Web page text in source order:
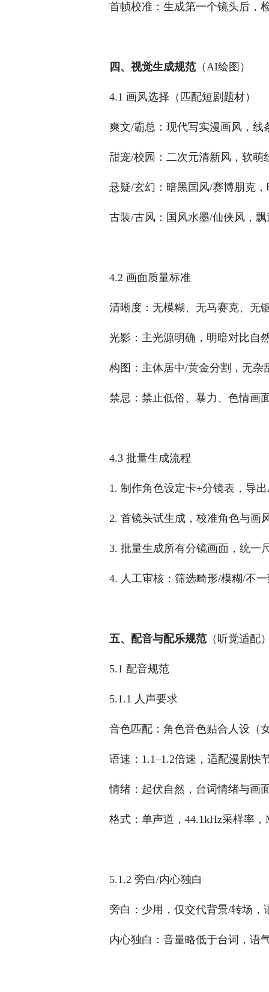
首帧校准：生成第一个镜头后，
四、视觉生成规范（AI绘图）
4.1 画风选择（匹配短剧题材）
爽文/霸总：现代写实漫画风，
甜宠/校园：二次元清新风，软
悬疑/玄幻：暗黑国风/赛博朋克
古装/古风：国风水墨/仙侠风，
4.2 画面质量标准
清晰度：无模糊、无马赛克、无
光影：主光源明确，明暗对比自
构图：主体居中/黄金分割，无
禁忌：禁止低俗、暴力、色情画
4.3 批量生成流程
1. 制作角色设定卡+分镜表，导
2. 首镜头试生成，校准角色与画
3. 批量生成所有分镜画面，统一
4. 人工审核：筛选畸形/模糊/不
五、配音与配乐规范（听觉适配
5.1 配音规范
5.1.1 人声要求
音色匹配：角色音色贴合人设（
语速：1.1–1.2倍速，适配漫剧快
情绪：起伏自然，台词情绪与画
格式：单声道，44.1kHz采样率
5.1.2 旁白/内心独白
旁白：少用，仅交代背景/转场，
内心独白：音量略低于台词，语